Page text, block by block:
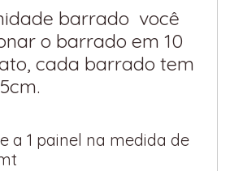
barrado você
o barrado em 10
cada barrado tem
a 1 painel na medida de